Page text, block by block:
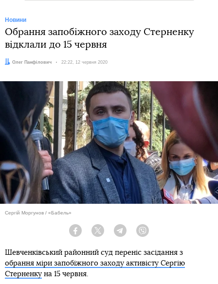
Новини
Обрання запобіжного заходу Стерненку
відклали до 15 червня
Автор:
Олег Панфілович Дата:
22:22, 12 червня 2020
Сергій Моргунов / «Бабель»
Facebook Twitter Telegram
Шевченківський районний суд переніс засідання з
обрання міри запобіжного заходу активісту Сергію
Стерненку на 15 червня.